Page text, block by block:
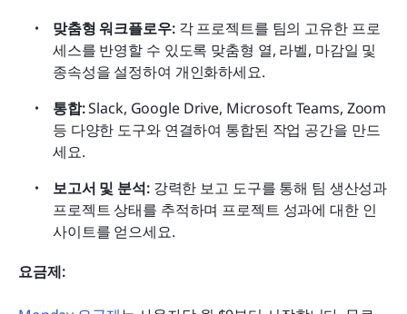
맞춤형 워크플로우: 각 프로젝트를 팀의 고유한 프로
세스를 반영할 수 있도록 맞춤형 열, 라벨, 마감일 및
종속성을 설정하여 개인화하세요.
통합: Slack, Google Drive, Microsoft Teams, Zoom
등 다양한 도구와 연결하여 통합된 작업 공간을 만드
세요.
보고서 및 분석: 강력한 보고 도구를 통해 팀 생산성과
프로젝트 상태를 추적하며 프로젝트 성과에 대한 인
사이트를 얻으세요.
요금제: